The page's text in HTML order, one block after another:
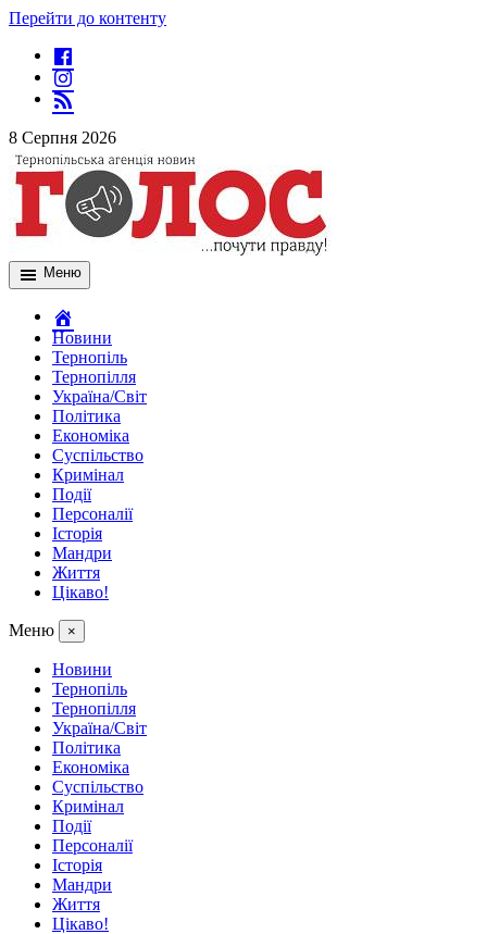
Перейти до контенту
8 Серпня 2026
Меню
Новини
Тернопіль
Тернопілля
Україна/Світ
Політика
Економіка
Суспільство
Кримінал
Події
Персоналії
Історія
Мандри
Життя
Цікаво!
Меню ×
Новини
Тернопіль
Тернопілля
Україна/Світ
Політика
Економіка
Суспільство
Кримінал
Події
Персоналії
Історія
Мандри
Життя
Цікаво!